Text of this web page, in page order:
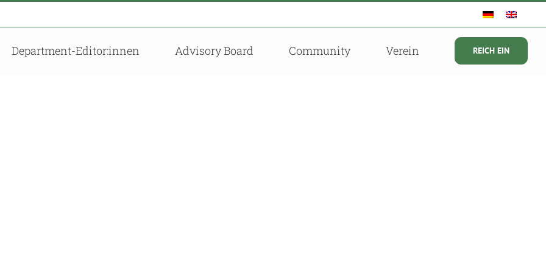
Department-Editor:innen Advisory Board Community Verein REICH EIN